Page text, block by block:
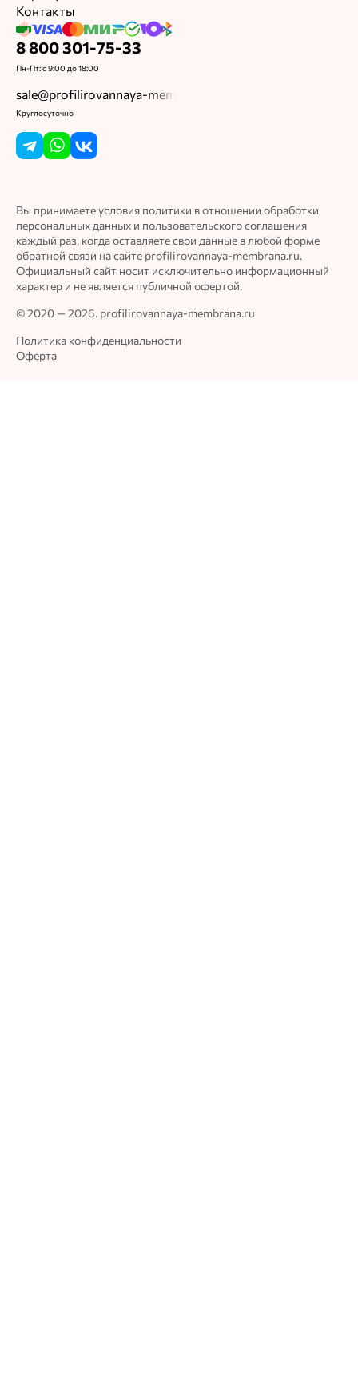
Контакты
8 800 301-75-33
Пн-Пт: с 9:00 до 18:00
sale@profilirovannaya-membrana.ru
Круглосуточно
Вы принимаете условия политики в отношении обработки
персональных данных и пользовательского соглашения
каждый раз, когда оставляете свои данные в любой форме
обратной связи на сайте profilirovannaya-membrana.ru.
Официальный сайт носит исключительно информационный
характер и не является публичной офертой.
© 2020 — 2026. profilirovannaya-membrana.ru
Политика конфиденциальности
Оферта